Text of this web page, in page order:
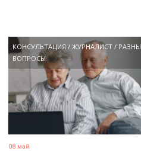
КОНСУЛЬТАЦИЯ /ЖУРНАЛИСТ /
ВОПРОСЫ
08 май